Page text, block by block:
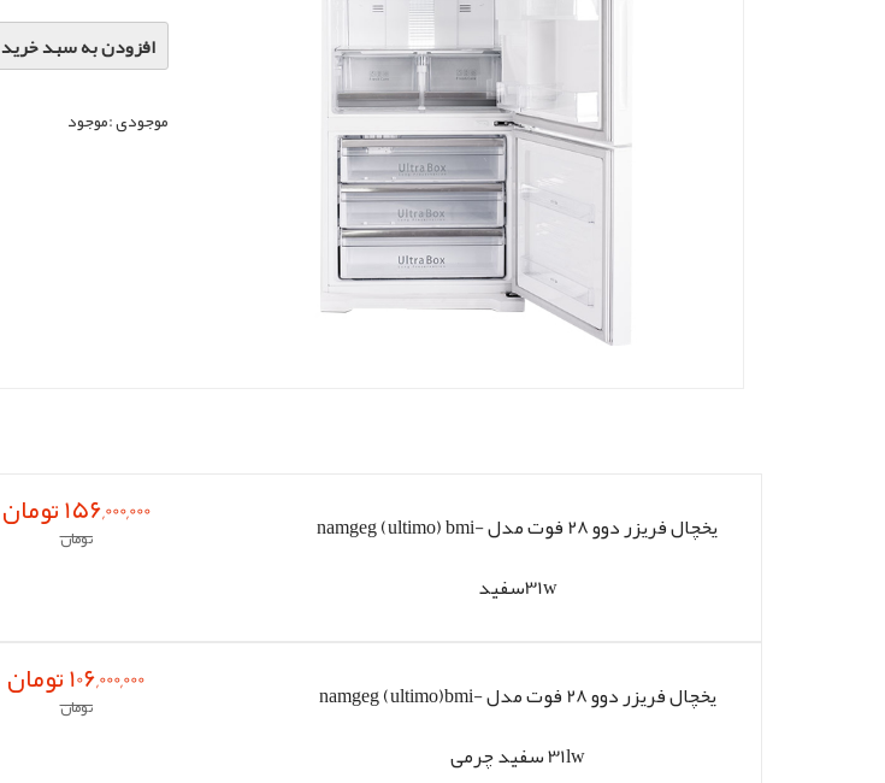
افزودن به سبد خرید
موجودی :موجود
یخچال فریزر دوو 28 فوت مدل namgeg (ultimo) bmi-
31wسفید
156,000,000 تومان
تومان
یخچال فریزر دوو 28 فوت مدل namgeg (ultimo)bmi-
31lw سفید چرمی
106,000,000 تومان
تومان